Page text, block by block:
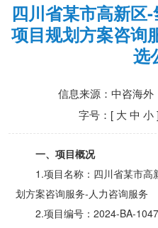
四川省某市高新区
项目规划方案咨询
选
信息来源： 中咨海外
字号：[ 大 中 小
一、项目概况
1.项目名称：四川省某市
划方案咨询服务-人力咨询服务
2.项目编号：2024-BA-